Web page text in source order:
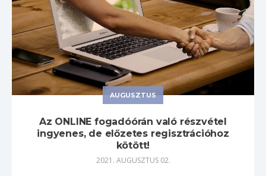
AUGUSZTUS
Az ONLINE fogadóórán való részvétel
ingyenes, de előzetes regisztrációhoz
kötött!
2021. AUGUSZTUS 02.